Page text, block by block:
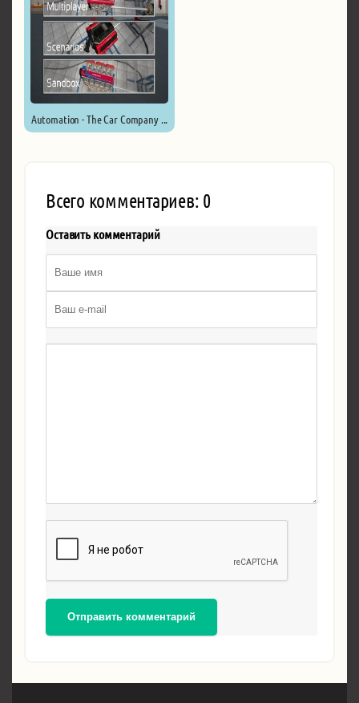
Automation - The Car Company ...
Всего комментариев: 0
Оставить комментарий
Отправить комментарий